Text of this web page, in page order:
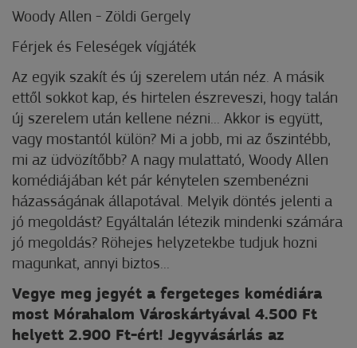
Woody Allen - Zöldi Gergely
Férjek és Feleségek vígjáték
Az egyik szakít és új szerelem után néz. A másik
ettől sokkot kap, és hirtelen észreveszi, hogy talán
új szerelem után kellene nézni... Akkor is együtt,
vagy mostantól külön? Mi a jobb, mi az őszintébb,
mi az üdvözítőbb? A nagy mulattató, Woody Allen
komédiájában két pár kénytelen szembenézni
házasságának állapotával. Melyik döntés jelenti a
jó megoldást? Egyáltalán létezik mindenki számára
jó megoldás? Röhejes helyzetekbe tudjuk hozni
magunkat, annyi biztos...
Vegye meg jegyét a fergeteges komédiára
most Mórahalom Városkártyával 4.500 Ft
helyett 2.900 Ft-ért! Jegyvásárlás az